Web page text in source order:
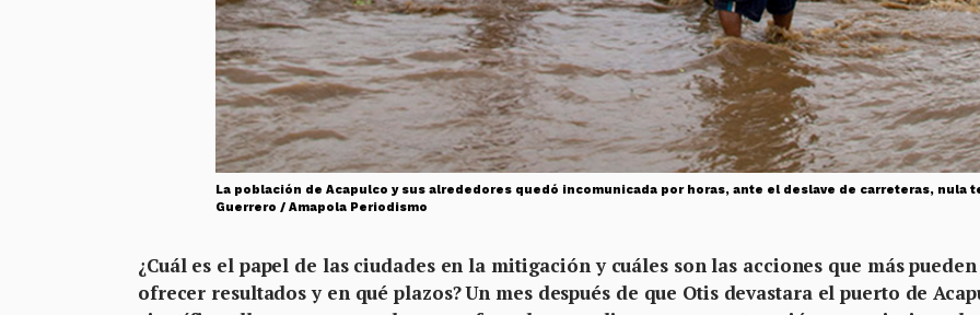
La población de Acapulco y sus alrededores quedó incomunicada por horas, ante el deslave de carreteras, nula
Guerrero / Amapola Periodismo
¿Cuál es el papel de las ciudades en la mitigación y cuáles son las acciones que más pueden
ofrecer resultados y en qué plazos?Un mes después de que Otis devastara el puerto de